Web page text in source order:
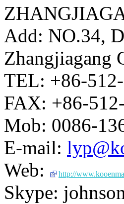
Add: NO.34,
Zhangjiagang
TEL: +86-
FAX: +86-
Mob: 0086-
E-mail:
Web:
http://
Skype: